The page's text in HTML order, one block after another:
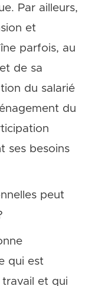
Par ailleurs,
et
parfois, au
de sa
du salarié
du
ses besoins
peut
qui est
et qui